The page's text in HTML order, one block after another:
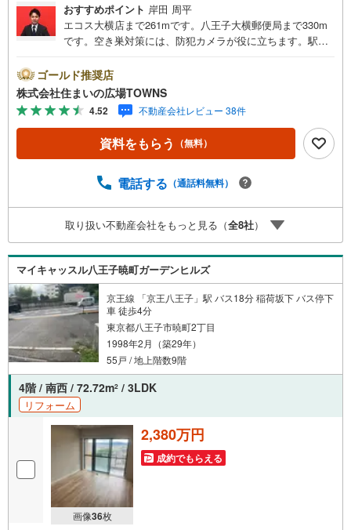
おすすめポイント 岸田 周平
エコス大横店まで261mです。八王子大横郵便局まで330m
です。空き巣対策には、防犯カメラが役に立ちます。駅か
いオートロックも備えています。システムキッチンは必要
な物が組み込まれているため、すぐ調理できます。外観タ
イル張りは、雨風の侵入を防ぎ骨組みを守ってくれます。
【年中無休/9:00～21:00】人気物件は特にお問い合わせが
集中するため、お早めにお電話下さい。「室内・現地を見
学する」ボタンよりご予約頂くとご見学がスムーズです。■
談○ライフプランのシミュレーション■住まいの広場TOWN
に合った物件をご紹介させて頂きます！ /他社様掲載物件も
併せてご紹介可能ですのでお気軽にお問い合わせ下さい♪
駐車場もございますので、お車でのお越しも大歓迎です！
ゴールド推奨店
株式会社住まいの広場TOWNS
4.52 不動産会社レビュー 38件
資料をもらう （無料）
電話する （通話料無料）
取り扱い不動産会社をもっと見る（全8社）
マイキャッスル八王子暁町ガーデンヒルズ
京王線 「京王八王子」駅 バス18分 稲荷坂下 バス停下
車 徒歩4分
東京都八王子市暁町2丁目
1998年2月（築29年）
55戸 / 地上階数9階
4階 / 南西 / 72.72m2 / 3LDK
リフォーム
画像36枚
2,380万円
成約でもらえる